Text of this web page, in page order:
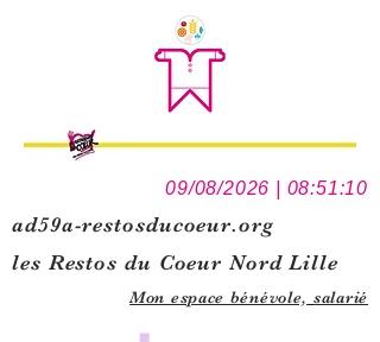
09/08/2026 | 08:51:10
ad59a-restosducoeur.org
les Restos du Coeur Nord Lille
Mon espace bénévole, salarié